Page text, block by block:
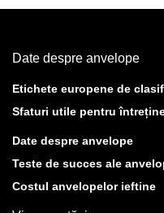
Date despre anvelope
Etichete europene de
Sfaturi utile pentru
Date despre anvelope
Teste de succes ale
Costul anvelopelor ieftine